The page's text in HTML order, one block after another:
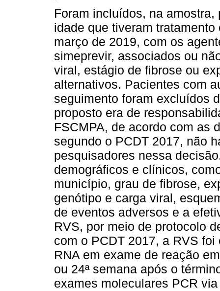
Foram incluídos, na
idade que tiveram
março de 2019, com os
simeprevir, associados ou
viral, estágio de fibrose ou
alternativos. Pacientes com
seguimento foram excluídos
proposto era de
FSCMPA, de acordo com as
segundo o PCDT 2017, não
pesquisadores nessa
demográficos e clínicos,
município, grau de fibrose,
genótipo e carga viral,
de eventos adversos e a
RVS, por meio de protocolo
com o PCDT 2017, a RVS
RNA em exame de reação
ou 24ª semana após o
exames moleculares PCR